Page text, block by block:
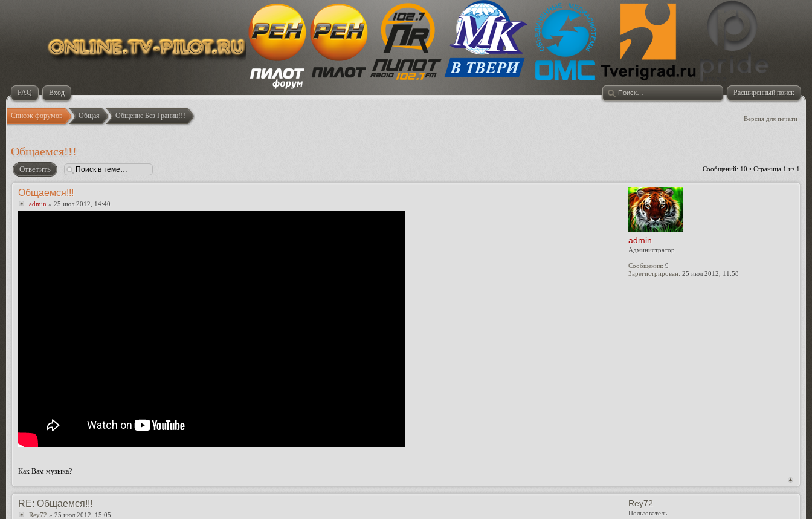
Расширенный поиск
FAQ Вход
Версия для печати
Список форумов Общая Общение Без Границ!!!
Общаемся!!!
Ответить Сообщений: 10 • Страница 1 из 1
Общаемся!!!
admin » 25 июл 2012, 14:40
Как Вам музыка?
admin
Администратор
Сообщения: 9
Зарегистрирован: 25 июл 2012, 11:58
RE: Общаемся!!!
Rey72 » 25 июл 2012, 15:05
Rey72
Пользователь